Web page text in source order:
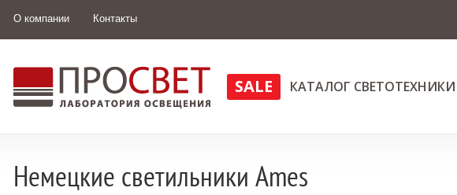
О компании Контакты
SALE КАТАЛОГ СВЕТОТЕХНИКИ
Немецкие светильники Ames